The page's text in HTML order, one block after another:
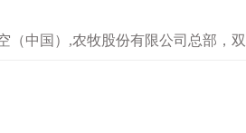
中国）,农牧股份有限公司总部，